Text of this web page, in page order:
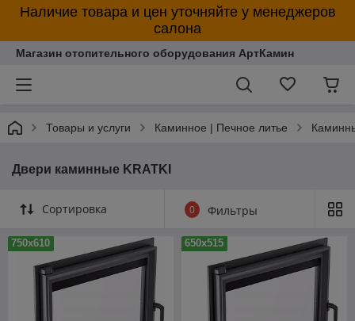
Наличие товара и цен уточняйте у менеджеров
салона
Магазин отопительного оборудования АртКамин
Товары и услуги Каминное | Печное литье
Двери каминные KRATKI
Сортировка 0 Фильтры
750х610 650х515